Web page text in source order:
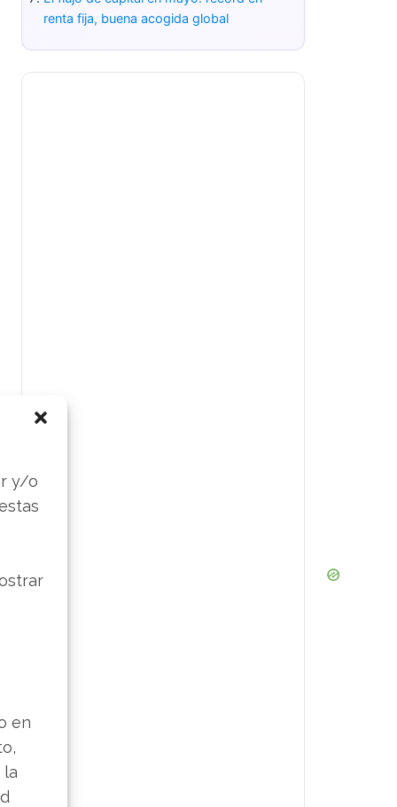
y/o
en
la
Competencia en el negocio de los
ETFs: presión sobre las comisiones
SpaceX, el comodín que puede